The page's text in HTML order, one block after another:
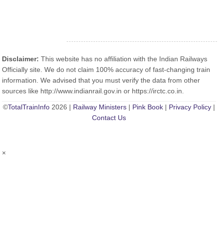
Disclaimer: This website has no affiliation with the Indian Railways
Officially site. We do not claim 100% accuracy of fast-changing train
information. We advised that you must verify the data from other
sources like http://www.indianrail.gov.in or https://irctc.co.in.
©TotalTrainInfo 2026 | Railway Ministers | Pink Book | Privacy Policy |
Contact Us
×